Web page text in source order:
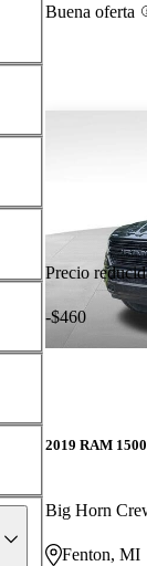
Buena oferta
Precio
-$460
2019 RAM 1500
Big Horn
Fenton, MI